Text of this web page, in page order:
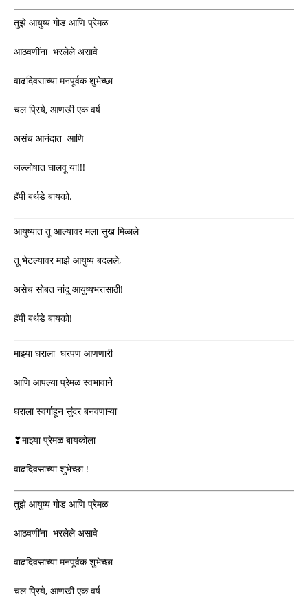
तुझे आयुष्य गोड आणि प्रेमळ
आठवणींना भरलेले असावे
वाढदिवसाच्या मनपूर्वक शुभेच्छा
चल प्रिये, आणखी एक वर्ष
असंच आनंदात आणि
जल्लोषात घालवू या!!!
हॅपी बर्थडे बायको.
आयुष्यात तू आल्यावर मला सुख मिळाले
तू भेटल्यावर माझे आयुष्य बदलले,
असेच सोबत नांदू आयुष्यभरासाठी!
हॅपी बर्थडे बायको!
माझ्या घराला घरपण आणणारी
आणि आपल्या प्रेमळ स्वभावाने
घराला स्वर्गाहून सुंदर बनवणाऱ्या
❣माझ्या प्रेमळ बायकोला
वाढदिवसाच्या शुभेच्छा !
तुझे आयुष्य गोड आणि प्रेमळ
आठवणींना भरलेले असावे
वाढदिवसाच्या मनपूर्वक शुभेच्छा
चल प्रिये, आणखी एक वर्ष